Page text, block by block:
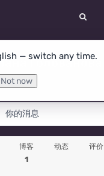
— switch any time.
Not now
Голованова
· 俄罗斯联邦
你的消息
博客
1
动态 评价